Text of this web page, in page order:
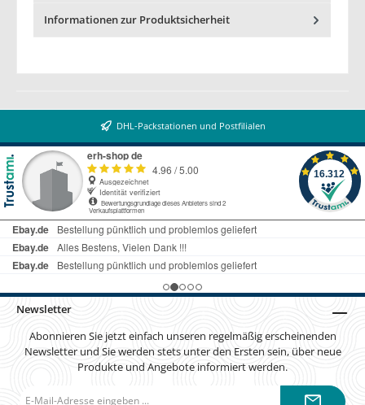
Informationen zur Produktsicherheit
DHL-Packstationen und Postfilialen
Newsletter
Abonnieren Sie jetzt einfach unseren regelmäßig erscheinenden
Newsletter und Sie werden stets unter den Ersten sein, über neue
Produkte und Angebote informiert werden.